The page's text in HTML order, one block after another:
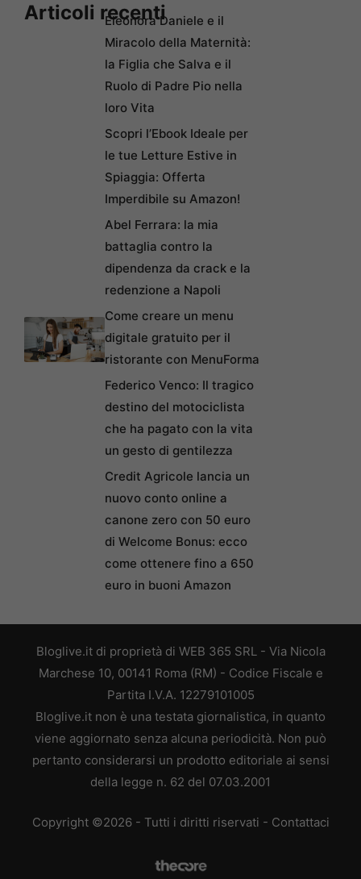
Articoli recentiEleonora Daniele e il
Miracolo della Maternità:
la Figlia che Salva e il
Ruolo di Padre Pio nella
loro Vita
Scopri l’Ebook Ideale per
le tue Letture Estive in
Spiaggia: Offerta
Imperdibile su Amazon!
Abel Ferrara: la mia
battaglia contro la
dipendenza da crack e la
redenzione a Napoli
Come creare un menu
digitale gratuito per il
ristorante con MenuForma
Federico Venco: Il tragico
destino del motociclista
che ha pagato con la vita
un gesto di gentilezza
Credit Agricole lancia un
nuovo conto online a
canone zero con 50 euro
di Welcome Bonus: ecco
come ottenere fino a 650
euro in buoni Amazon
Bloglive.it di proprietà di WEB 365 SRL - Via Nicola
Marchese 10, 00141 Roma (RM) - Codice Fiscale e
Partita I.V.A. 12279101005
Bloglive.it non è una testata giornalistica, in quanto
viene aggiornato senza alcuna periodicità. Non può
pertanto considerarsi un prodotto editoriale ai sensi
della legge n. 62 del 07.03.2001
Copyright ©2026 - Tutti i diritti riservati - Contattaci